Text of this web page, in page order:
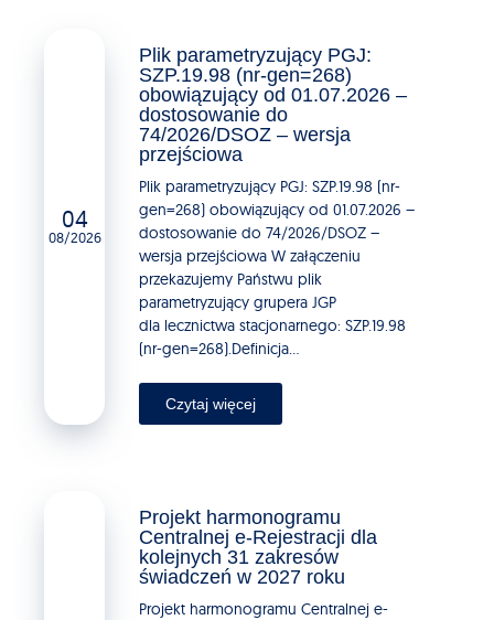
04
08/2026
Plik parametryzujący PGJ:
SZP.19.98 (nr-gen=268)
obowiązujący od 01.07.2026 –
dostosowanie do
74/2026/DSOZ – wersja
przejściowa
Plik parametryzujący PGJ: SZP.19.98 (nr-
gen=268) obowiązujący od 01.07.2026 –
dostosowanie do 74/2026/DSOZ –
wersja przejściowa W załączeniu
przekazujemy Państwu plik
parametryzujący grupera JGP
dla lecznictwa stacjonarnego: SZP.19.98
(nr-gen=268).Definicja...
Czytaj więcej
Projekt harmonogramu
Centralnej e-Rejestracji dla
kolejnych 31 zakresów
świadczeń w 2027 roku
Projekt harmonogramu Centralnej e-